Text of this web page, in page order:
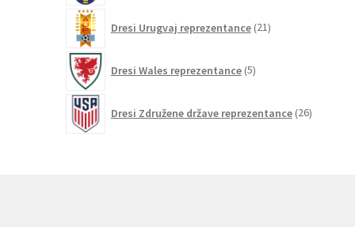
Dresi Urugvaj reprezentance 21izdelkov
Dresi Wales reprezentance 5izdelkov
Dresi Združene države reprezentance 26izdelkov